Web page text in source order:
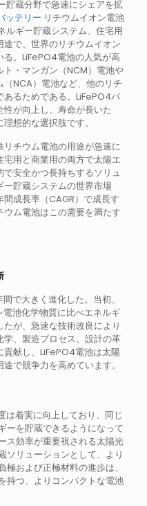
貯蔵分野で急速にシェアを拡
ッテリー リチウムイオン電池
ルギー貯蔵システム、住宅用
で、世界のリチウムイオン
。LiFePO4電池の人気が高
ト・マンガン（NCM）電池や
NCA）電池など、他のリチ
るためである。LiFePO4バ
が向上し、寿命が長いた
想的な選択肢です。
チウム電池の用途が急速に
用と商業用の両方で太陽エ
安全かつ長持ちするソリュ
貯蔵システムの世界市場
成長率（CAGR）で成長す
ム電池はこの需要を満たす
で大きく進化した。当初、
池化学物質に比べエネルギ
が、急速な技術改良により
、製造プロセス、設計の革
献し、LiFePO4電池は太陽
で競争力を高めています。
は着実に向上しており、同じ
ーを貯蔵できるようになって
ス効率が重要視される太陽光
ソリューションとして、より
および正極材料の進歩は、
持つ、よりコンパクトな電池